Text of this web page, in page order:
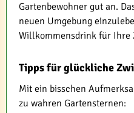
Gartenbewohner gut an.
neuen Umgebung
Willkommensdrink für Ihre
Tipps für glückliche
Mit ein bisschen
zu wahren Gartensternen: